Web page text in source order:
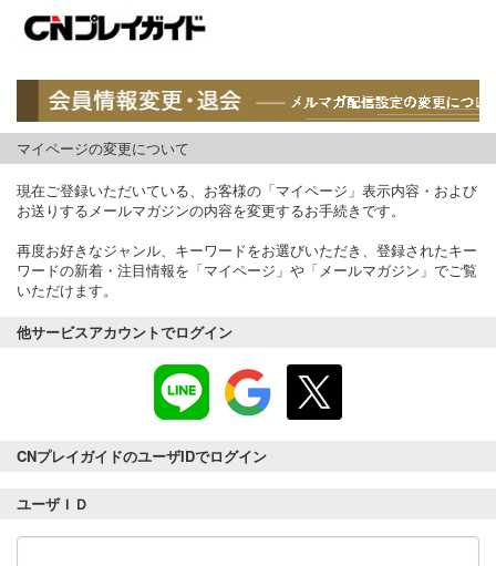
マイページの変更について
現在ご登録いただいている、お客様の「マイページ」表示内容・および
お送りするメールマガジンの内容を変更するお手続きです。
再度お好きなジャンル、キーワードをお選びいただき、登録されたキー
ワードの新着・注目情報を「マイページ」や「メールマガジン」でご覧
いただけます。
他サービスアカウントでログイン
CNプレイガイドのユーザIDでログイン
ユーザＩＤ